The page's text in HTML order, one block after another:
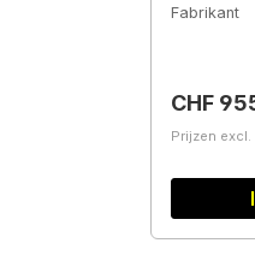
Fabrikant
Normale
CHF
Prijzen